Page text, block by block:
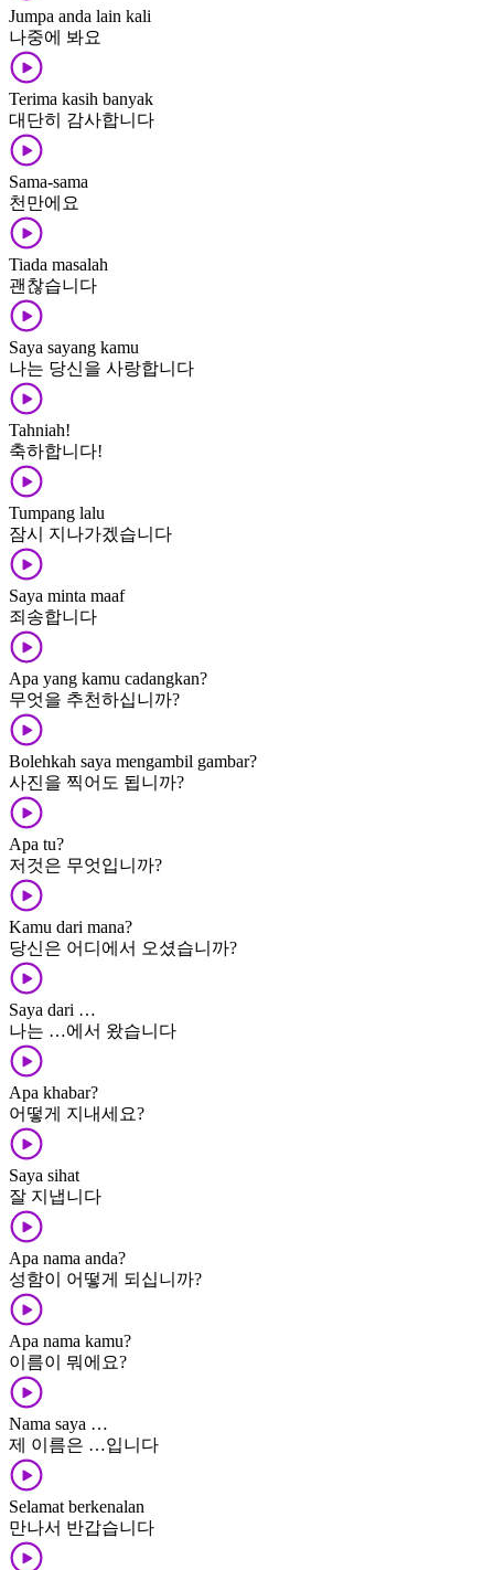
Jumpa anda lain kali
나중에 봐요
Terima kasih banyak
대단히 감사합니다
Sama-sama
천만에요
Tiada masalah
괜찮습니다
Saya sayang kamu
나는 당신을 사랑합니다
Tahniah!
축하합니다!
Tumpang lalu
잠시 지나가겠습니다
Saya minta maaf
죄송합니다
Apa yang kamu cadangkan?
무엇을 추천하십니까?
Bolehkah saya mengambil gambar?
사진을 찍어도 됩니까?
Apa tu?
저것은 무엇입니까?
Kamu dari mana?
당신은 어디에서 오셨습니까?
Saya dari …
나는 …에서 왔습니다
Apa khabar?
어떻게 지내세요?
Saya sihat
잘 지냅니다
Apa nama anda?
성함이 어떻게 되십니까?
Apa nama kamu?
이름이 뭐에요?
Nama saya …
제 이름은 …입니다
Selamat berkenalan
만나서 반갑습니다